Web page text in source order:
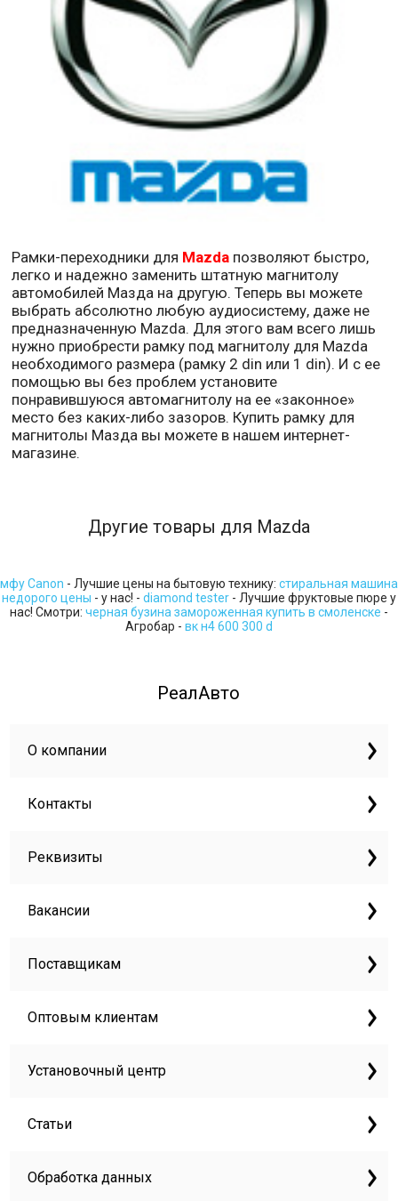
Рамки-переходники для Mazda позволяют быстро,
легко и надежно заменить штатную магнитолу
автомобилей Мазда на другую. Теперь вы можете
выбрать абсолютно любую аудиосистему, даже не
предназначенную Mazda. Для этого вам всего лишь
нужно приобрести рамку под магнитолу для Mazda
необходимого размера (рамку 2 din или 1 din). И с ее
помощью вы без проблем установите
понравившуюся автомагнитолу на ее «законное»
место без каких-либо зазоров. Купить рамку для
магнитолы Мазда вы можете в нашем интернет-
магазине.
Другие товары для Mazda
мфу Canon - Лучшие цены на бытовую технику: стиральная машина
недорого цены - у нас! - diamond tester - Лучшие фруктовые пюре у
нас! Смотри: черная бузина замороженная купить в смоленске -
Агробар - вк н4 600 300 d
РеалАвто
О компании
Контакты
Реквизиты
Вакансии
Поставщикам
Оптовым клиентам
Установочный центр
Статьи
Обработка данных